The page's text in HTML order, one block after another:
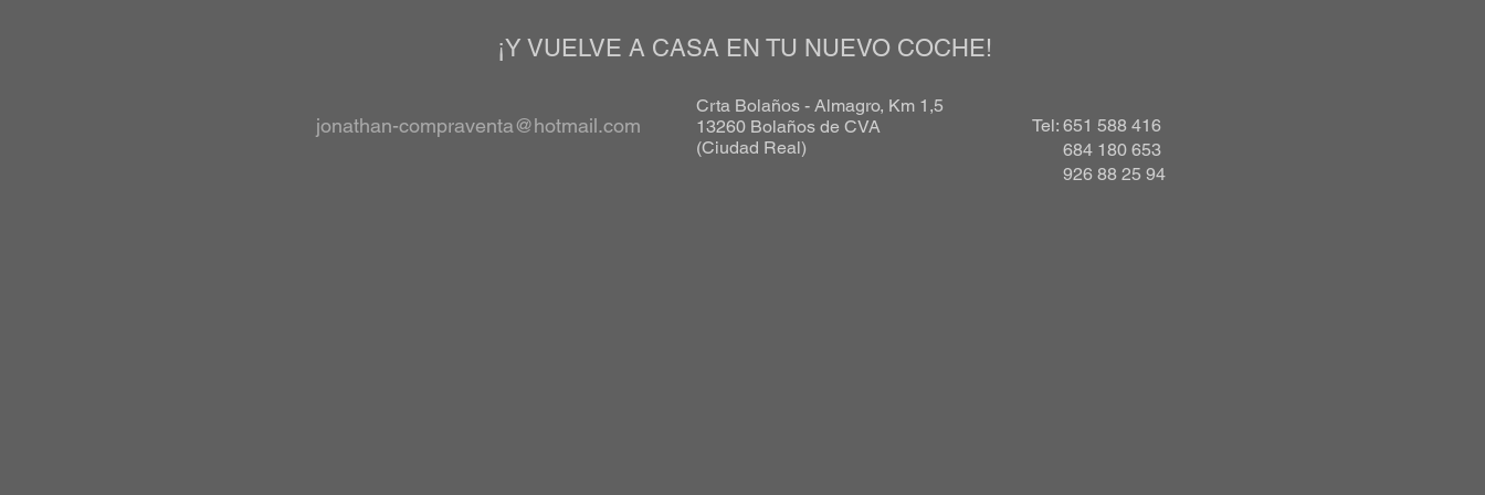
¡Y VUELVE A CASA EN TU NUEVO COCHE!
jonathan-compraventa@hotmail.com
Crta Bolaños - Almagro, Km 1,5
13260 Bolaños de CVA
(Ciudad Real)
Tel: 651 588 416
684 180 653
926 88 25 94